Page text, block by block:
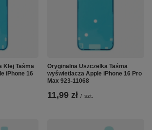
Klej Taśma
iPhone 16
Oryginalna Uszczelka Taśma
wyświetlacza Apple iPhone 16 Pro
Max 923-11068
11,99 zł / szt.